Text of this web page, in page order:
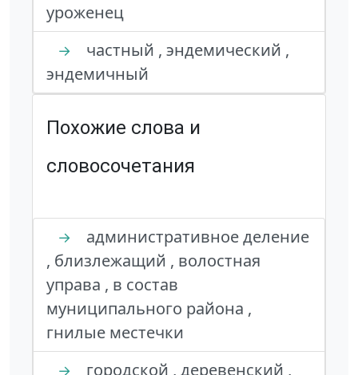
уроженец
→
частный , эндемический ,
эндемичный
Похожие слова и
словосочетания
→
административное деление
, близлежащий , волостная
управа , в состав
муниципального района ,
гнилые местечки
→
городской , деревенский ,